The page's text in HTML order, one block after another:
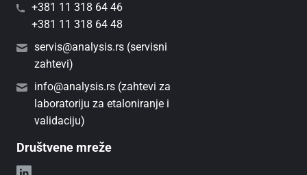
+381 11 318 64 46
+381 11 318 64 48
servis@analysis.rs (servisni
zahtevi)
info@analysis.rs (zahtevi za
laboratoriju za etaloniranje i
validaciju)
Društvene mreže